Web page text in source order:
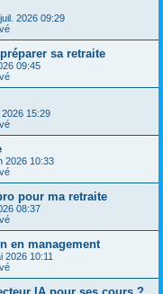
2026 09:29
sa retraite
09:45
15:29
2026 10:33
pour ma retraite
08:37
en management
2026 10:11
IA pour ses cours ?